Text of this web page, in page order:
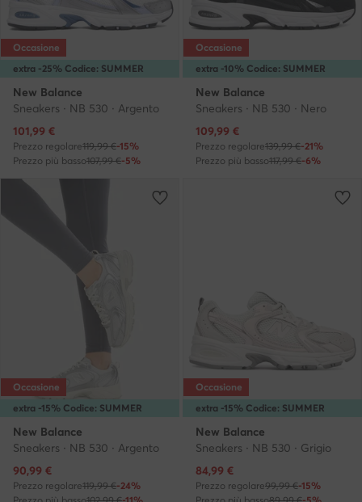
extra -25% Codice: SUMMER
Occasione
New Balance
Sneakers · NB 530 · Argento
Prezzo attuale
101,99 €
Prezzo regolare119,99 €-15%
Prezzo più basso107,99 €-5%
extra -10% Codice: SUMMER
Occasione
New Balance
Sneakers · NB 530 · Nero
Prezzo attuale
109,99 €
Prezzo regolare139,99 €-21%
Prezzo più basso117,99 €-6%
extra -15% Codice: SUMMER
Occasione
New Balance
Sneakers · NB 530 · Argento
Prezzo attuale
90,99 €
Prezzo regolare119,99 €-24%
extra -15% Codice: SUMMER
Occasione
New Balance
Sneakers · NB 530 · Grigio
Prezzo attuale
84,99 €
Prezzo regolare99,99 €-15%